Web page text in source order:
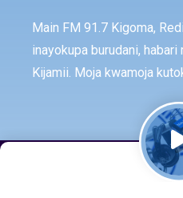
Main FM 91.7 Kigoma,
inayokupa burudani,
Kijamii. Moja kwamoja
©